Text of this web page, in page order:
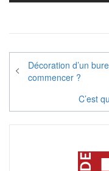
Navigation
de
Décoration d’un
commencer ?
C’est